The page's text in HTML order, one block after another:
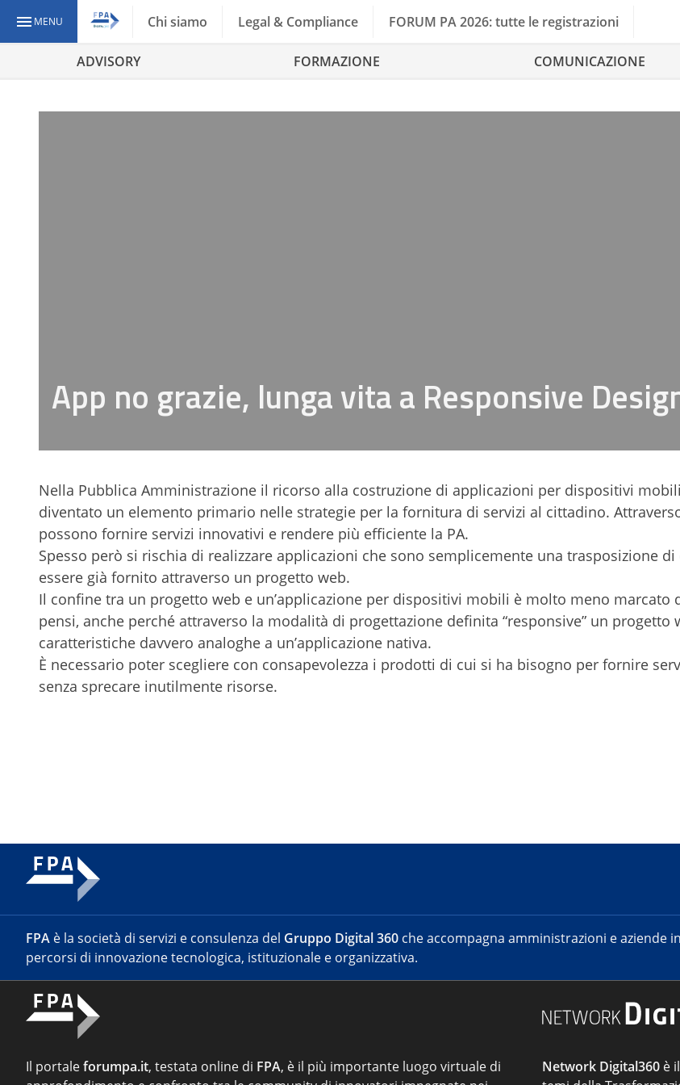
MENU Chi siamo Legal & Compliance FORUM PA 2026: tutte le registrazioni
ADVISORY FORMAZIONE COMUNICAZIONE
App no grazie, lunga vita a Responsive
Nella Pubblica Amministrazione il ricorso alla costruzione di applicazioni per dispositivi
diventato un elemento primario nelle strategie per la fornitura di servizi al cittadino.
possono fornire servizi innovativi e rendere più efficiente la PA.
Spesso però si rischia di realizzare applicazioni che sono semplicemente una trasposizione
essere già fornito attraverso un progetto web.
Il confine tra un progetto web e un’applicazione per dispositivi mobili è molto meno marcato
pensi, anche perché attraverso la modalità di progettazione definita “responsive” un progetto
caratteristiche davvero analoghe a un’applicazione nativa.
È necessario poter scegliere con consapevolezza i prodotti di cui si ha bisogno per fornire
senza sprecare inutilmente risorse.
FPA è la società di servizi e consulenza del Gruppo Digital 360 che accompagna amministrazioni e aziende
percorsi di innovazione tecnologica, istituzionale e organizzativa.
Il portaleforumpa.it, testata online di FPA, è il più importante luogo virtuale di
Network Digital360 è